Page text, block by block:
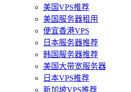
美国VPS推荐
美国服务器租用
便宜香港VPS
日本服务器推荐
韩国服务器推荐
美国大带宽服务器
日本VPS推荐
新加坡VPS推荐